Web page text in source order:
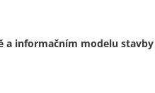
a informačním modelu